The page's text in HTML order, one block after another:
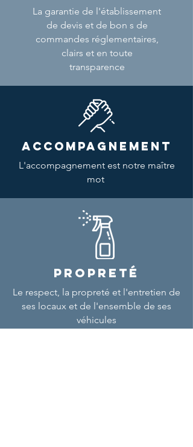
La garantie de l'établissement
de devis et de bon s de
commandes réglementaires,
clairs et en toute
transparence
ACCOMPAGNEMENT
L'accompagnement est notre maître
mot
PROPRETÉ
Le respect, la propreté et l'entretien de
ses locaux et de l'ensemble de ses
véhicules